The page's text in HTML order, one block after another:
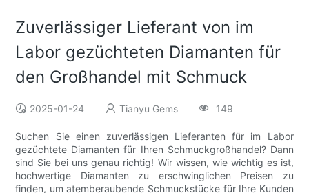
Zuverlässiger Lieferant von im
Labor gezüchteten Diamanten für
den Großhandel mit Schmuck
2025-01-24 Tianyu Gems 149
Suchen Sie einen zuverlässigen Lieferanten für im Labor
gezüchtete Diamanten für Ihren Schmuckgroßhandel? Dann
sind Sie bei uns genau richtig! Wir wissen, wie wichtig es ist,
hochwertige Diamanten zu erschwinglichen Preisen zu
finden, um atemberaubende Schmuckstücke für Ihre Kunden